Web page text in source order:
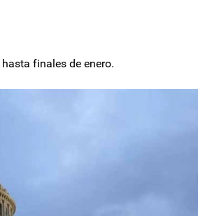
finales de enero.